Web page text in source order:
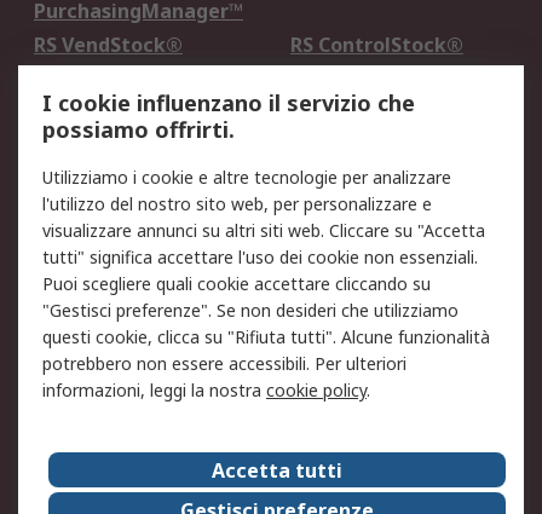
PurchasingManager™
RS VendStock®
RS ControlStock®
Legale
Informativa Cookie
Informativa Privacy -
Aggiornata
Email Security
Termini d'uso
Condizioni di vendita
Condizioni generali di
servizio
Etica e responsabilità
Chi Siamo
Chi Siamo
Contattaci
Supporto
ESG
I cookie influenzano il servizio che
possiamo offrirti.
Utilizziamo i cookie e altre tecnologie per analizzare
l'utilizzo del nostro sito web, per personalizzare e
visualizzare annunci su altri siti web. Cliccare su "Accetta
tutti" significa accettare l'uso dei cookie non essenziali.
Puoi scegliere quali cookie accettare cliccando su
"Gestisci preferenze". Se non desideri che utilizziamo
questi cookie, clicca su "Rifiuta tutti". Alcune funzionalità
potrebbero non essere accessibili. Per ulteriori
informazioni, leggi la nostra cookie policy.
Accetta tutti